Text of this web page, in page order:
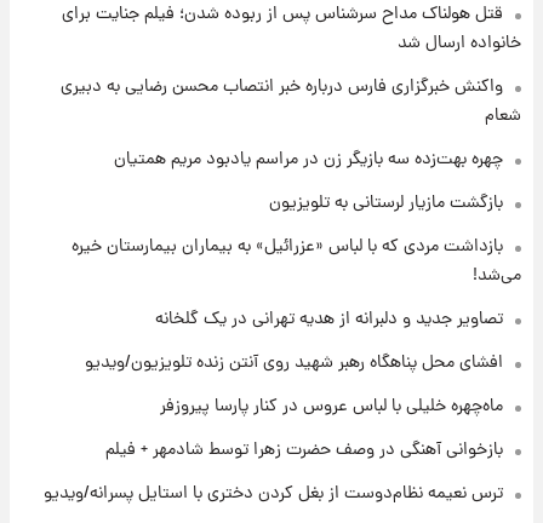
۵ ساعت پیش
قیمت محصولات ایران‌خودرو و سایپا امروز شنبه
۱۷ مرداد ۱۴۰۵
۲۰ ساعت پیش
۲۰ ساعت پیش
بازیکن به درد نخور استقلال با مقصد اروپا این
تیم را ترک کرد!
تصاویر کمتر دیده‌شده از شهیدان حاجی‌زاده و
قتل هولناک مداح سرشناس پس از ربوده شدن؛ فیلم جنایت برای
خانواده ارسال شد
واکنش خبرگزاری فارس درباره خبر انتصاب محسن رضایی به دبیری
شعام
چهره بهت‌زده سه بازیگر زن در مراسم یادبود مریم همتیان
بازگشت مازیار لرستانی به تلویزیون
بازداشت مردی که با لباس «عزرائیل» به بیماران بیمارستان خیره
می‌شد!
تصاویر جدید و دلبرانه از هدیه تهرانی در یک گلخانه
افشای محل پناهگاه‌ رهبر شهید روی آنتن زنده تلویزیون/ویدیو
ماه‌چهره خلیلی با لباس عروس در کنار پارسا پیروزفر
بازخوانی آهنگی در وصف حضرت زهرا توسط شادمهر + فیلم
ترس نعیمه نظام‌دوست از بغل کردن دختری با استایل پسرانه/ویدیو